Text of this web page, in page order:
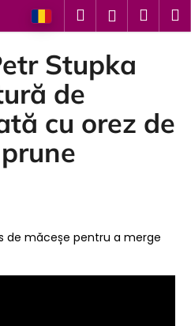
CăutareCoş
Stupka
de
cu orez de
de măceșe pentru a merge